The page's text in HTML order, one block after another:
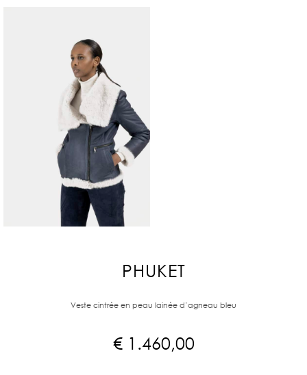
PHUKET
Veste cintrée en peau lainée d’agneau bleu
€1.460,00